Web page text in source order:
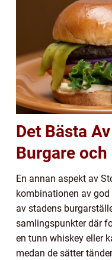
Det Bästa
Burgare och
En annan aspekt av
kombinationen av
av stadens
samlingspunkter där
en tunn whiskey eller
medan de sätter